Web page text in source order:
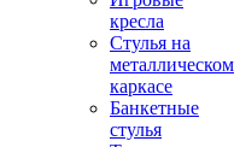
кресла
Стулья на
металлическом
каркасе
Банкетные
стулья